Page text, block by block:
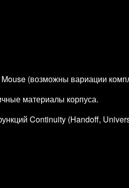
(возможны вариации
материалы корпуса.
Continuity (Handoff,